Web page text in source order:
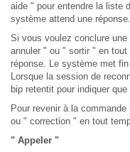
aide " pour entendre la liste
système attend une réponse.
Si vous voulez conclure
annuler " ou " sortir " en
réponse. Le système met
Lorsque la session de
bip retentit pour indiquer
Pour revenir à la
ou " correction " en tout
" Appeler "